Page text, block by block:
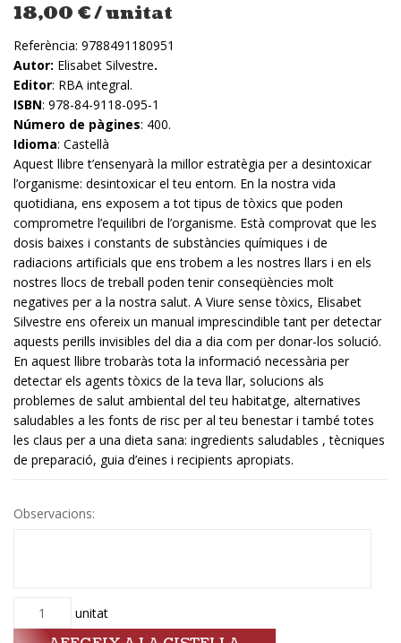
18,00 €/ unitat
Referència: 9788491180951
Autor: Elisabet Silvestre.
Editor: RBA integral.
ISBN: 978-84-9118-095-1
Número de pàgines: 400.
Idioma: Castellà
Aquest llibre t’ensenyarà la millor estratègia per a desintoxicar
l’organisme: desintoxicar el teu entorn. En la nostra vida
quotidiana, ens exposem a tot tipus de tòxics que poden
comprometre l’equilibri de l’organisme. Està comprovat que les
dosis baixes i constants de substàncies químiques i de
radiacions artificials que ens trobem a les nostres llars i en els
nostres llocs de treball poden tenir conseqüències molt
negatives per a la nostra salut. A Viure sense tòxics, Elisabet
Silvestre ens ofereix un manual imprescindible tant per detectar
aquests perills invisibles del dia a dia com per donar-los solució.
En aquest llibre trobaràs tota la informació necessària per
detectar els agents tòxics de la teva llar, solucions als
problemes de salut ambiental del teu habitatge, alternatives
saludables a les fonts de risc per al teu benestar i també totes
les claus per a una dieta sana: ingredients saludables , tècniques
de preparació, guia d’eines i recipients apropiats.
Observacions:
Quantitat unitat